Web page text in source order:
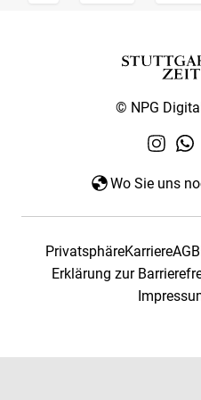
© NPG
Wo Sie uns
PrivatsphäreKarriereAGB
Erklärung zur